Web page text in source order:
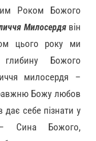
Роком Божого
Милосердявін
цього року ми
Божого
милосердя –
Божу любов
себе пізнати у
– Сина Божого,